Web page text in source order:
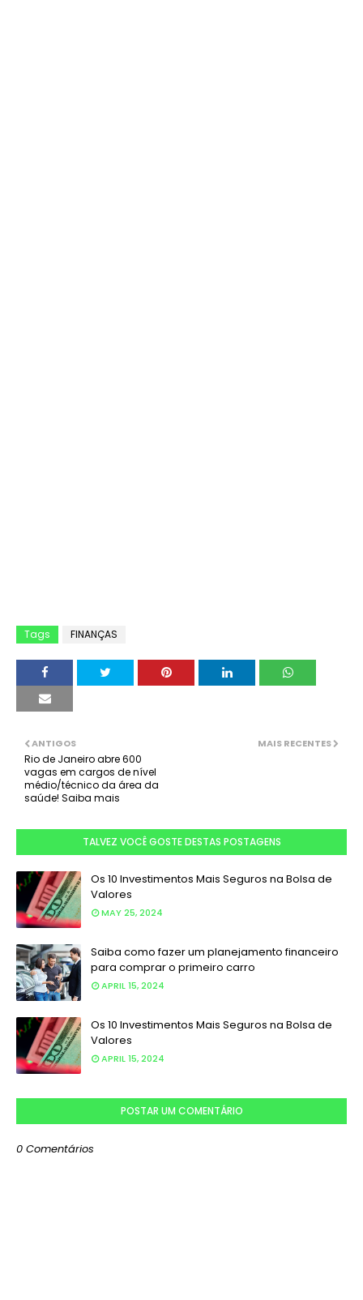
Tags FINANÇAS
MAIS RECENTES
ANTIGOS
Rio de Janeiro abre 600
vagas em cargos de nível
médio/técnico da área da
saúde! Saiba mais
TALVEZ VOCÊ GOSTE DESTAS POSTAGENS
Os 10 Investimentos Mais Seguros na Bolsa de
Valores
MAY 25, 2024
Saiba como fazer um planejamento financeiro
para comprar o primeiro carro
APRIL 15, 2024
Os 10 Investimentos Mais Seguros na Bolsa de
Valores
APRIL 15, 2024
POSTAR UM COMENTÁRIO
0 Comentários